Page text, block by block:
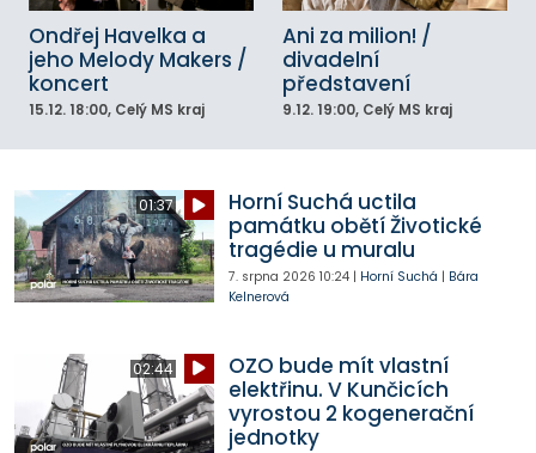
Ondřej Havelka a
jeho Melody Makers /
koncert
15.12. 18:00, Celý MS kraj
Ani za milion! /
divadelní
představení
9.12. 19:00, Celý MS kraj
01:37
Horní Suchá uctila
památku obětí Životické
tragédie u muralu
7. srpna 2026 10:24| Horní Suchá | Bára
Kelnerová
02:44
OZO bude mít vlastní
elektřinu. V Kunčicích
vyrostou 2 kogenerační
jednotky